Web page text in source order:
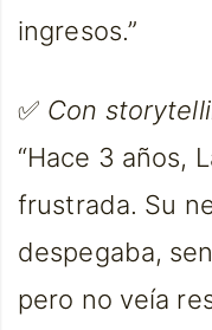
ingresos.”
✅ Con
“Hace 3 años,
frustrada. Su
despegaba,
pero no veía